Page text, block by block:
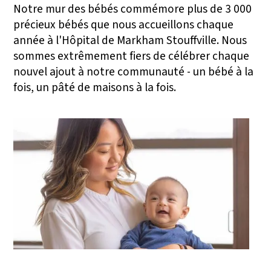
Notre mur des bébés commémore plus de 3 000
précieux bébés que nous accueillons chaque
année à l'Hôpital de Markham Stouffville. Nous
sommes extrêmement fiers de célébrer chaque
nouvel ajout à notre communauté - un bébé à la
fois, un pâté de maisons à la fois.